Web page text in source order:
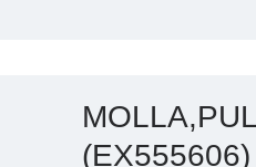
(EX555606)